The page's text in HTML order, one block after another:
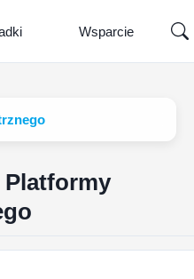
Wsparcie
Platformy